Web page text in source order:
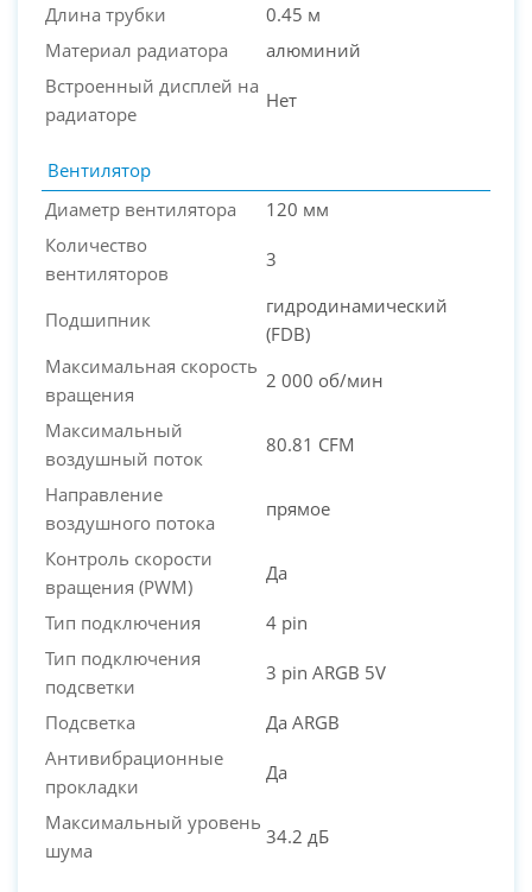
Длина трубки
0.45 м
Материал радиатора
алюминий
Встроенный дисплей на
радиаторе
Нет
Вентилятор
Диаметр вентилятора
120 мм
Количество
вентиляторов
3
Подшипник
гидродинамический
(FDB)
Максимальная скорость
вращения
2 000 об/мин
Максимальный
воздушный поток
80.81 CFM
Направление
воздушного потока
прямое
Контроль скорости
вращения (PWM)
Да
Тип подключения
4 pin
Тип подключения
подсветки
3 pin ARGB 5V
Подсветка
Да ARGB
Антивибрационные
прокладки
Да
Максимальный уровень
шума
34.2 дБ